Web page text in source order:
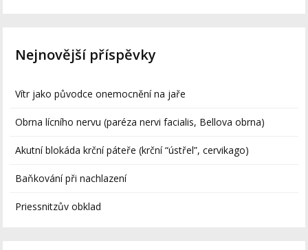
Nejnovější příspěvky
Vítr jako původce onemocnění na jaře
Obrna lícního nervu (paréza nervi facialis, Bellova obrna)
Akutní blokáda krční páteře (krční “ústřel”, cervikago)
Baňkování při nachlazení
Priessnitzův obklad